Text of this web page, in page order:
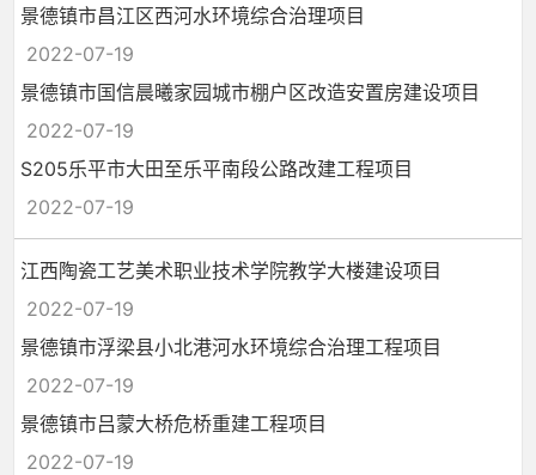
景德镇市昌江区西河水环境综合治理项目
2022-07-19
景德镇市国信晨曦家园城市棚户区改造安置房建设项目
2022-07-19
S205乐平市大田至乐平南段公路改建工程项目
2022-07-19
江西陶瓷工艺美术职业技术学院教学大楼建设项目
2022-07-19
景德镇市浮梁县小北港河水环境综合治理工程项目
2022-07-19
景德镇市吕蒙大桥危桥重建工程项目
2022-07-19